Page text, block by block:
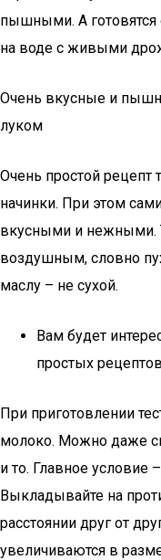
пышными. А готовятся
на воде с живыми
Очень вкусные и
луком
Очень простой рецепт
начинки. При этом
вкусными и нежными.
воздушным, словно
маслу – не сухой.
Вам будет
простых
При приготовлении
молоко. Можно даже
и то. Главное условие
Выкладывайте на
расстоянии друг от
увеличиваются в